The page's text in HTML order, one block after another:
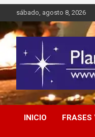
al
contenido
sábado, agosto 8, 2026
Planeta
Difusión de
cursos, talleres y
INICIO
FRASES